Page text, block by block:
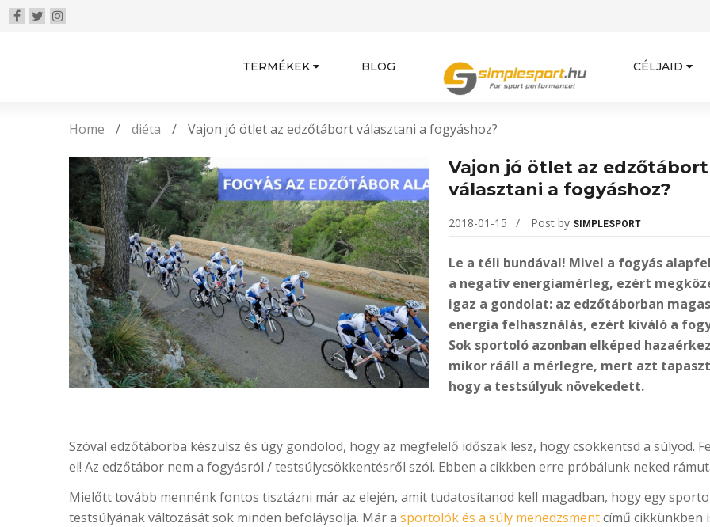
TERMÉKEK BLOG CÉLJAID
Home / diéta / Vajon jó ötlet az edzőtábort választani a fogyáshoz?
Vajon jó ötlet az edzőtábort
választani a fogyáshoz?
2018-01-15 Post by SIMPLESPORT
Le a téli bundával! Mivel a fogyás
a negatív energiamérleg, ezért
igaz a gondolat: az edzőtáborban
energia felhasználás, ezért kiváló a
Sok sportoló azonban elképed
mikor rááll a mérlegre, mert azt
hogy a testsúlyuk növekedett.
Szóval edzőtáborba készülsz és úgy gondolod, hogy az megfelelő időszak lesz, hogy csökkentsd a súlyod.
el! Az edzőtábor nem a fogyásról / testsúlycsökkentésről szól. Ebben a cikkben erre próbálunk neked
Mielőtt tovább mennénk fontos tisztázni már az elején, amit tudatosítanod kell magadban, hogy egy
testsúlyának változását sok minden befoláysolja. Már a sportolók és a súly menedzsmentcímű cikkünkben